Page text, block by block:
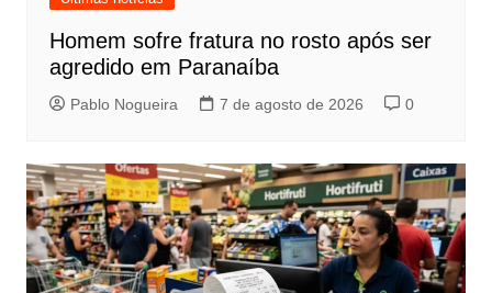
Homem sofre fratura no rosto após ser
agredido em Paranaíba
Pablo Nogueira 7 de agosto de 2026 0